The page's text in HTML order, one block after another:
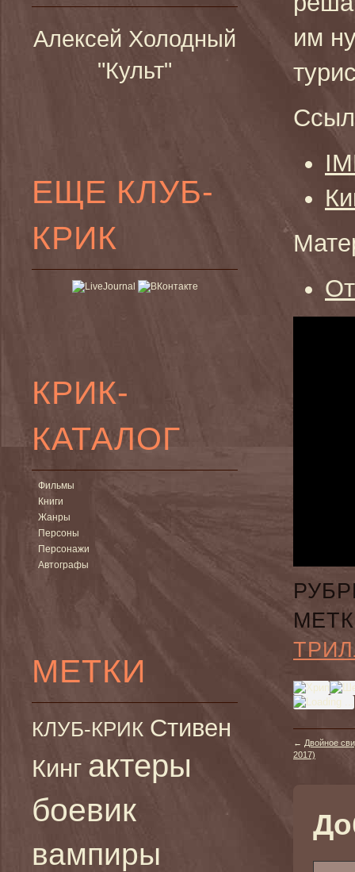
Алексей Холодный
"Культ"
ЕЩЕ КЛУБ-
КРИК
КРИК-
КАТАЛОГ
Фильмы
Книги
Жанры
Персоны
Персонажи
Автографы
МЕТКИ
КЛУБ-КРИК Стивен
Кинг актеры
боевик
вампиры
им
← Двойное
2017)